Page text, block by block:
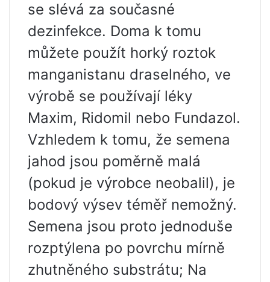
se slévá za současné
dezinfekce. Doma k tomu
můžete použít horký roztok
manganistanu draselného, ​​ve
výrobě se používají léky
Maxim, Ridomil nebo Fundazol.
Vzhledem k tomu, že semena
jahod jsou poměrně malá
(pokud je výrobce neobalil), je
bodový výsev téměř nemožný.
Semena jsou proto jednoduše
rozptýlena po povrchu mírně
zhutněného substrátu; Na